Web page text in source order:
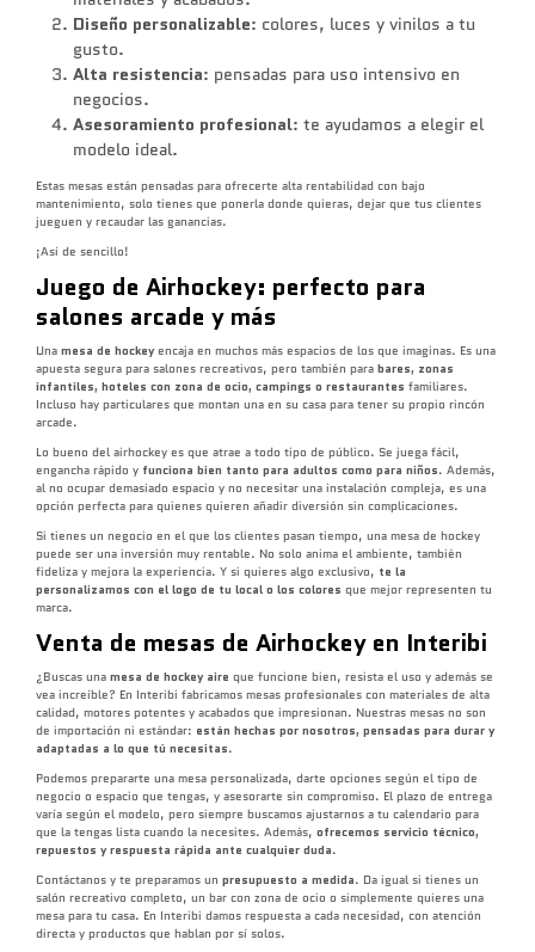
Diseño personalizable: colores, luces y vinilos a tu
gusto.
Alta resistencia: pensadas para uso intensivo en
negocios.
Asesoramiento profesional: te ayudamos a elegir el
modelo ideal.
Estas mesas están pensadas para ofrecerte alta rentabilidad con bajo
mantenimiento, solo tienes que ponerla donde quieras, dejar que tus clientes
jueguen y recaudar las ganancias.
¡Así de sencillo!
Juego de Airhockey: perfecto para
salones arcade y más
Una mesa de hockey encaja en muchos más espacios de los que imaginas. Es una
apuesta segura para salones recreativos, pero también para bares, zonas
infantiles, hoteles con zona de ocio, campings o restaurantes familiares.
Incluso hay particulares que montan una en su casa para tener su propio rincón
arcade.
Lo bueno del airhockey es que atrae a todo tipo de público. Se juega fácil,
engancha rápido y funciona bien tanto para adultos como para niños. Además,
al no ocupar demasiado espacio y no necesitar una instalación compleja, es una
opción perfecta para quienes quieren añadir diversión sin complicaciones.
Si tienes un negocio en el que los clientes pasan tiempo, una mesa de hockey
puede ser una inversión muy rentable. No solo anima el ambiente, también
fideliza y mejora la experiencia. Y si quieres algo exclusivo, te la
personalizamos con el logo de tu local o los colores que mejor representen tu
marca.
Venta de mesas de Airhockey en Interibi
¿Buscas una mesa de hockey aire que funcione bien, resista el uso y además se
vea increíble? En Interibi fabricamos mesas profesionales con materiales de alta
calidad, motores potentes y acabados que impresionan. Nuestras mesas no son
de importación ni estándar: están hechas por nosotros, pensadas para durar y
adaptadas a lo que tú necesitas.
Podemos prepararte una mesa personalizada, darte opciones según el tipo de
negocio o espacio que tengas, y asesorarte sin compromiso. El plazo de entrega
varía según el modelo, pero siempre buscamos ajustarnos a tu calendario para
que la tengas lista cuando la necesites. Además, ofrecemos servicio técnico,
repuestos y respuesta rápida ante cualquier duda.
Contáctanos y te preparamos un presupuesto a medida. Da igual si tienes un
salón recreativo completo, un bar con zona de ocio o simplemente quieres una
mesa para tu casa. En Interibi damos respuesta a cada necesidad, con atención
directa y productos que hablan por sí solos.